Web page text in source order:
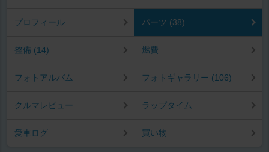
プロフィール パーツ (38)
整備 (14) 燃費
フォトアルバム フォトギャラリー (106)
クルマレビュー ラップタイム
愛車ログ 買い物